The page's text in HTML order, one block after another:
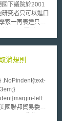
國下議院於2001
究者只可以進口
家一再表達只有
定由2002年1月1
的激烈爭論，支
染的細胞株。另
鄒立區（Robert
由不該與對生命
消規則
.NoPindent{text-
left: